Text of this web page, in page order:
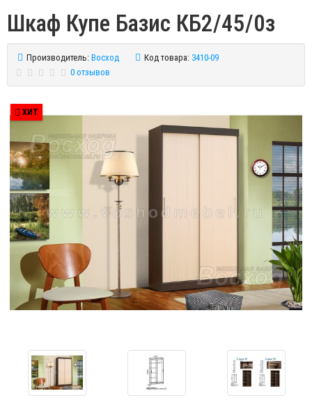
Шкаф Купе Базис КБ2/45/0з
Производитель: Восход Код товара: 3410-09
0 отзывов
ХИТ